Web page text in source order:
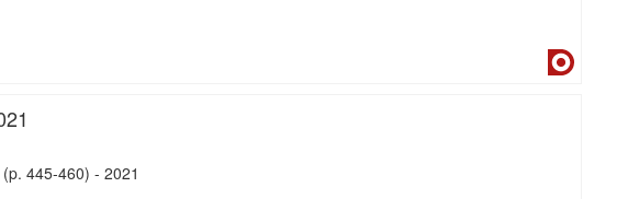
(p. 445-460) - 2021